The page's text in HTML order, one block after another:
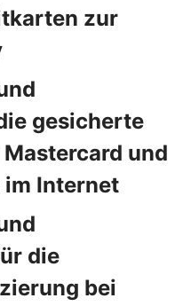
zur
gesicherte
und
im Internet
die
bei